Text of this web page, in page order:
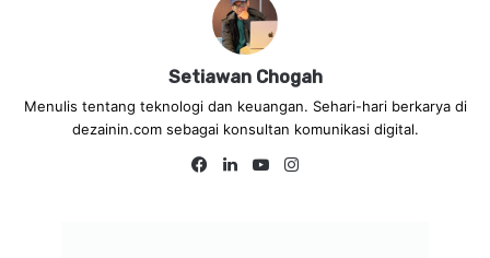
Setiawan Chogah
Menulis tentang teknologi dan keuangan. Sehari-hari berkarya di
dezainin.com sebagai konsultan komunikasi digital.
Fa
Lin
Yo